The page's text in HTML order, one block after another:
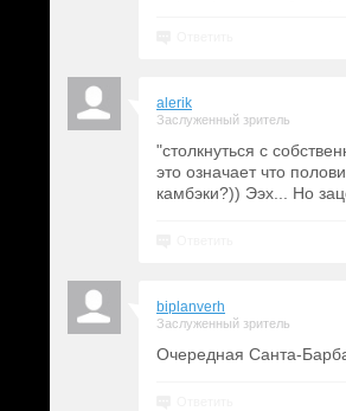
alerik
Заслуженный зритель
"столкнуться с
это означает что
камбэки?)) Ээх... Но
biplanverh
Заслуженный зритель
Очередная Санта-